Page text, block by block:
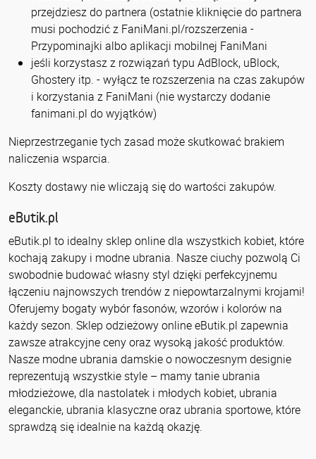
przejdziesz do partnera (ostatnie kliknięcie do partnera
musi pochodzić z FaniMani.pl/rozszerzenia -
Przypominajki albo aplikacji mobilnej FaniMani
jeśli korzystasz z rozwiązań typu AdBlock, uBlock,
Ghostery itp. - wyłącz te rozszerzenia na czas zakupów
i korzystania z FaniMani (nie wystarczy dodanie
fanimani.pl do wyjątków)
Nieprzestrzeganie tych zasad może skutkować brakiem
naliczenia wsparcia.
Koszty dostawy nie wliczają się do wartości zakupów.
eButik.pl
eButik.pl to idealny sklep online dla wszystkich kobiet, które
kochają zakupy i modne ubrania. Nasze ciuchy pozwolą Ci
swobodnie budować własny styl dzięki perfekcyjnemu
łączeniu najnowszych trendów z niepowtarzalnymi krojami!
Oferujemy bogaty wybór fasonów, wzorów i kolorów na
każdy sezon. Sklep odzieżowy online eButik.pl zapewnia
zawsze atrakcyjne ceny oraz wysoką jakość produktów.
Nasze modne ubrania damskie o nowoczesnym designie
reprezentują wszystkie style – mamy tanie ubrania
młodzieżowe, dla nastolatek i młodych kobiet, ubrania
eleganckie, ubrania klasyczne oraz ubrania sportowe, które
sprawdzą się idealnie na każdą okazję.